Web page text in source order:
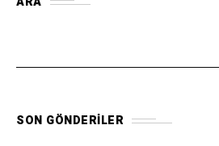
SON GÖNDERILER